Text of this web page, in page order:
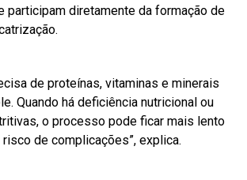
participam diretamente da formação de
de proteínas, vitaminas e minerais
Quando há deficiência nutricional ou
o processo pode ficar mais lento
de complicações”, explica.